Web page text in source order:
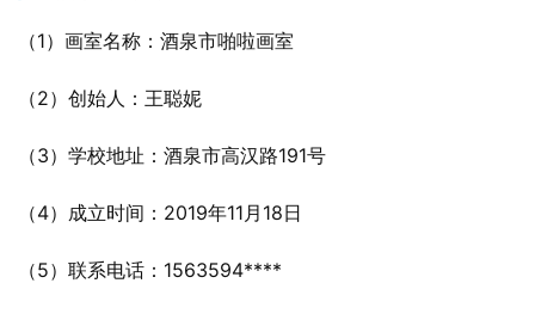
（1）画室名称：酒泉市啪啦画室
（2）创始人：王聪妮
（3）学校地址：酒泉市高汉路191号
（4）成立时间：2019年11月18日
（5）联系电话：1563594****